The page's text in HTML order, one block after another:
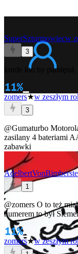
SuperSzturmowiecw
3
kurde kto by
zomers★w zeszłym
3
@Gumaturbo
zasilany 4 bateriami
zabawki
1
@zomers O to też
numerem to był
zomers★w zeszłym